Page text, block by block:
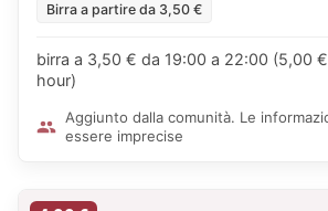
Birra a partire da 3,50 €
birra a 3,50 € da 19:00 a 22:00 (5,00
hour)
Aggiunto dalla comunità. Le
essere imprecise